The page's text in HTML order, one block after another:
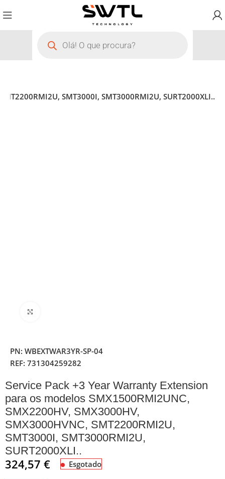
SMT3000I, SMT3000RMI2U, SURT2000XLI..
PN:WBEXTWAR3YR-SP-04
REF:731304259282
Service Pack +3 Year Warranty Extension
para os modelos SMX1500RMI2UNC,
SMX2200HV, SMX3000HV,
SMX3000HVNC, SMT2200RMI2U,
SMT3000I, SMT3000RMI2U,
SURT2000XLI..
324,57€ Esgotado